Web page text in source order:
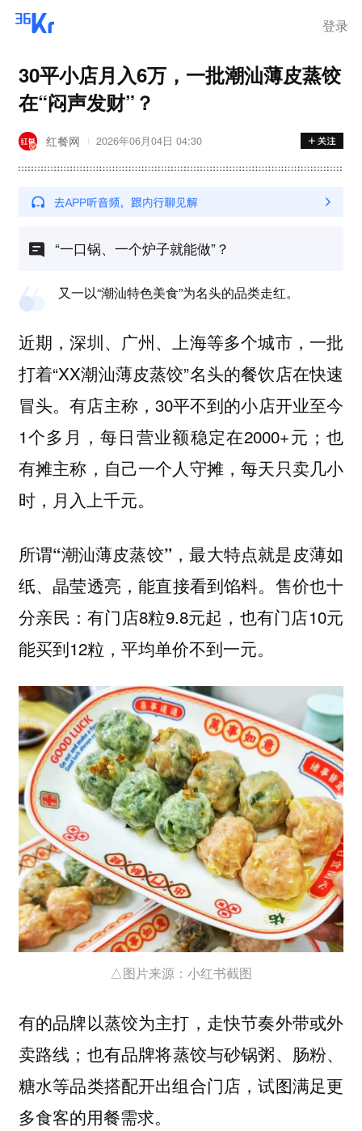
登录
30平小店月入6万，一批潮汕薄皮蒸饺
在“闷声发财”？
红餐网 2026年06月04日 04:30
“一口锅、一个炉子就能做”？
又一以“潮汕特色美食”为名头的品类走红。
近期，深圳、广州、上海等多个城市，一批
打着“XX潮汕薄皮蒸饺”名头的餐饮店在快速
冒头。有店主称，30平不到的小店开业至今
1个多月，每日营业额稳定在2000+元；也
有摊主称，自己一个人守摊，每天只卖几小
时，月入上千元。
所谓“潮汕薄皮蒸饺”，最大特点就是皮薄如
纸、晶莹透亮，能直接看到馅料。售价也十
分亲民：有门店8粒9.8元起，也有门店10元
能买到12粒，平均单价不到一元。
△图片来源：小红书截图
有的品牌以蒸饺为主打，走快节奏外带或外
卖路线；也有品牌将蒸饺与砂锅粥、肠粉、
糖水等品类搭配开出组合门店，试图满足更
多食客的用餐需求。